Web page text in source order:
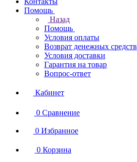
Помощь
Назад
Помощь
Условия оплаты
Возврат денежных средств
Условия доставки
Гарантия на товар
Вопрос-ответ
Кабинет
0 Сравнение
0 Избранное
0 Корзина